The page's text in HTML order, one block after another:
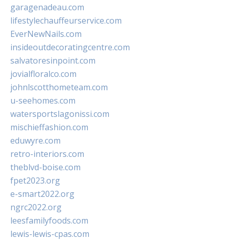
garagenadeau.com
lifestylechauffeurservice.com
EverNewNails.com
insideoutdecoratingcentre.com
salvatoresinpoint.com
jovialfloralco.com
johnlscotthometeam.com
u-seehomes.com
watersportslagonissi.com
mischieffashion.com
eduwyre.com
retro-interiors.com
theblvd-boise.com
fpet2023.org
e-smart2022.org
ngrc2022.org
leesfamilyfoods.com
lewis-lewis-cpas.com